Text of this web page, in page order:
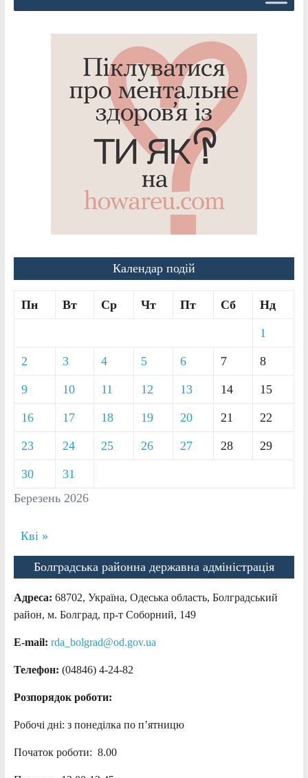
Календар подій
Березень 2026
Пн Вт Ср Чт Пт Сб Нд
1
2 3 4 5 6 7 8
9 10 11 12 13 14 15
16 17 18 19 20 21 22
23 24 25 26 27 28 29
30 31
Кві »
Болградська районна державна адміністрація
Адреса: 68702, Україна, Одеська область, Болградський
район, м. Болград, пр-т Соборний, 149
E-mail: rda_bolgrad@od.gov.ua
Телефон: (04846) 4-24-82
Розпорядок роботи:
Робочі дні: з понеділка по п’ятницю
Початок роботи: 8.00